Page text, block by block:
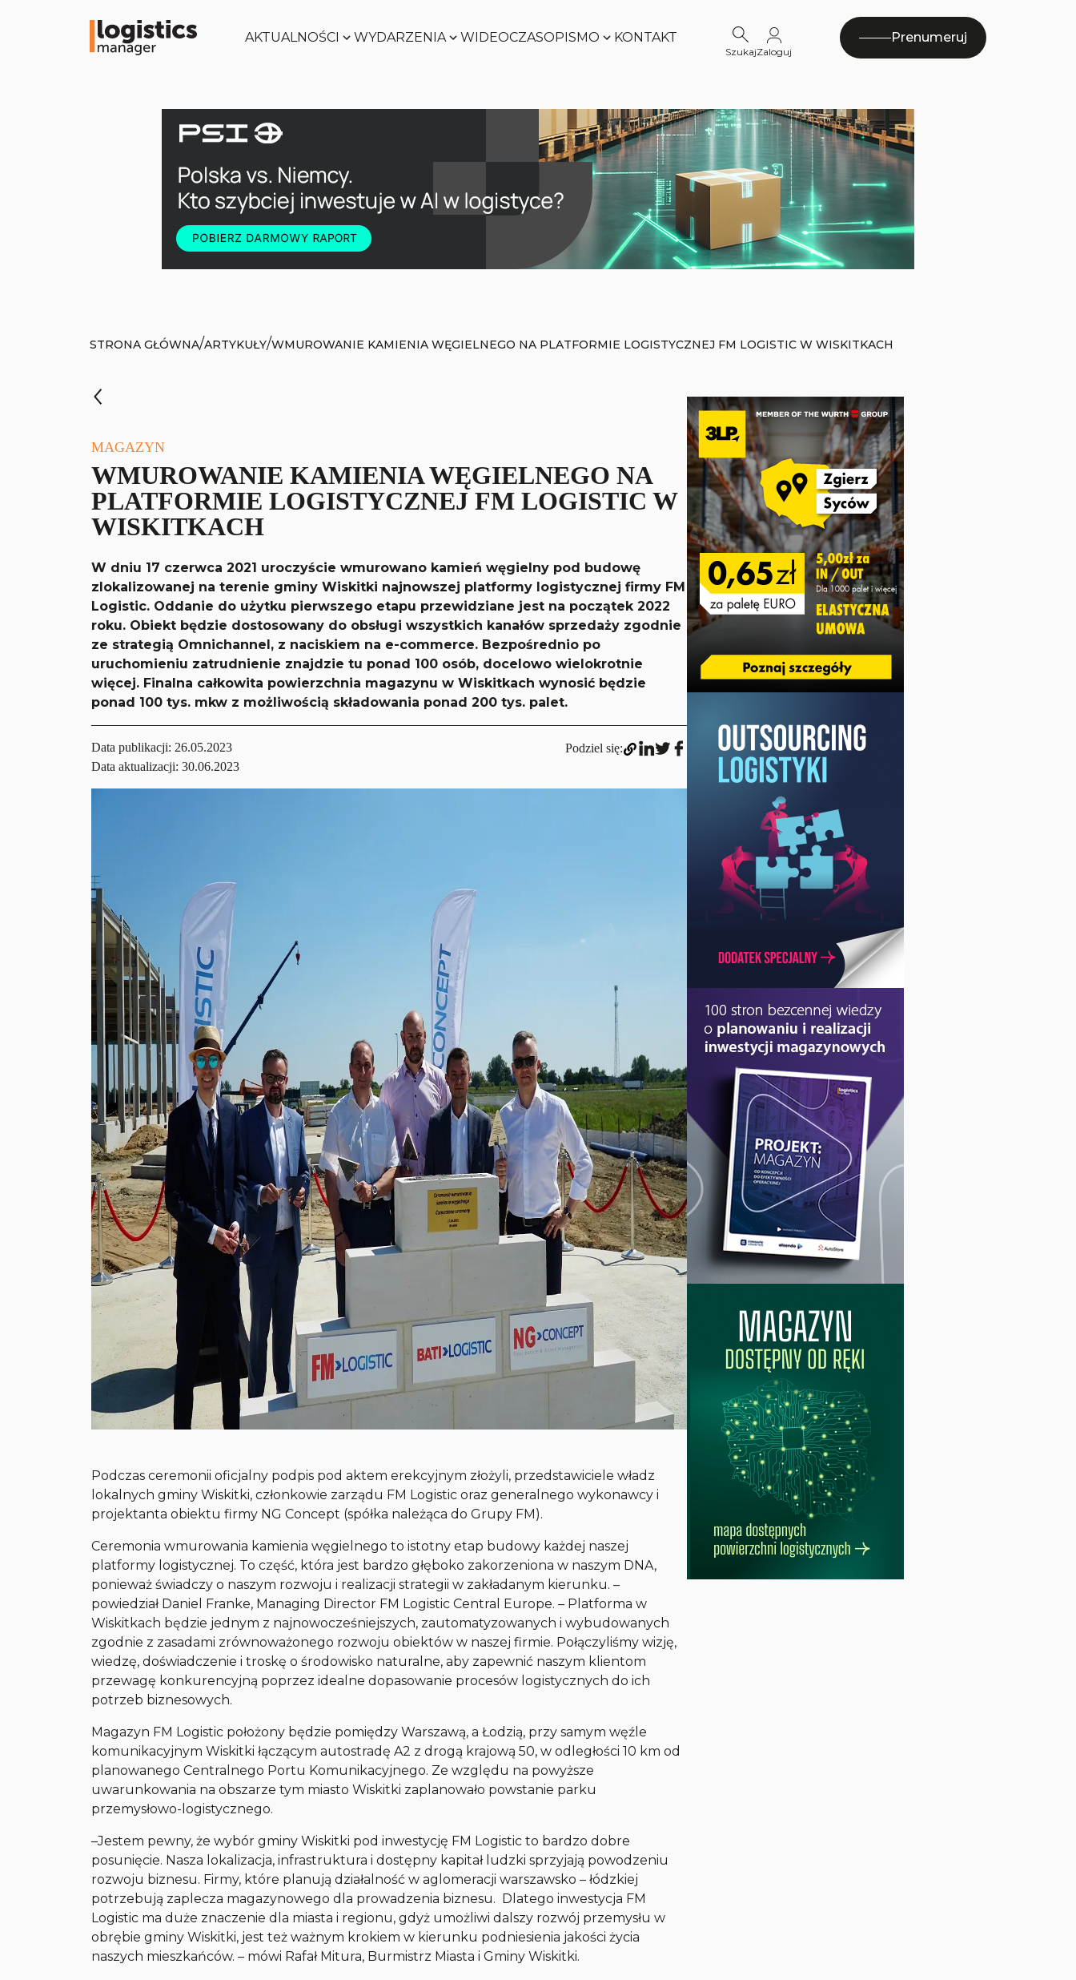
AKTUALNOŚCI WYDARZENIA
Zobacz
WIDEOCZASOPISMO
Zobacz
KONTAKT
SzukajZaloguj
Prenumeruj
Zobacz
STRONA GŁÓWNA/ARTYKUŁY/WMUROWANIE KAMIENIA WĘGIELNEGO NA PLATFORMIE LOGISTYCZNEJ FM LOGISTIC W WISKITKACH
MAGAZYN
WMUROWANIE KAMIENIA WĘGIELNEGO NA
PLATFORMIE LOGISTYCZNEJ FM LOGISTIC W
WISKITKACH
W dniu 17 czerwca 2021 uroczyście wmurowano kamień węgielny pod budowę
zlokalizowanej na terenie gminy Wiskitki najnowszej platformy logistycznej firmy FM
Logistic. Oddanie do użytku pierwszego etapu przewidziane jest na początek 2022
roku. Obiekt będzie dostosowany do obsługi wszystkich kanałów sprzedaży zgodnie
ze strategią Omnichannel, z naciskiem na e-commerce. Bezpośrednio po
uruchomieniu zatrudnienie znajdzie tu ponad 100 osób, docelowo wielokrotnie
więcej. Finalna całkowita powierzchnia magazynu w Wiskitkach wynosić będzie
ponad 100 tys. mkw z możliwością składowania ponad 200 tys. palet.
Data publikacji: 26.05.2023
Data aktualizacji: 30.06.2023
Podziel się:
Podczas ceremonii oficjalny podpis pod aktem erekcyjnym złożyli, przedstawiciele władz
lokalnych gminy Wiskitki, członkowie zarządu FM Logistic oraz generalnego wykonawcy i
projektanta obiektu firmy NG Concept (spółka należąca do Grupy FM).
Ceremonia wmurowania kamienia węgielnego to istotny etap budowy każdej naszej
platformy logistycznej. To część, która jest bardzo głęboko zakorzeniona w naszym DNA,
ponieważ świadczy o naszym rozwoju i realizacji strategii w zakładanym kierunku. –
powiedział Daniel Franke, Managing Director FM Logistic Central Europe. – Platforma w
Wiskitkach będzie jednym z najnowocześniejszych, zautomatyzowanych i wybudowanych
zgodnie z zasadami zrównoważonego rozwoju obiektów w naszej firmie. Połączyliśmy wizję,
wiedzę, doświadczenie i troskę o środowisko naturalne, aby zapewnić naszym klientom
przewagę konkurencyjną poprzez idealne dopasowanie procesów logistycznych do ich
potrzeb biznesowych.
Magazyn FM Logistic położony będzie pomiędzy Warszawą, a Łodzią, przy samym węźle
komunikacyjnym Wiskitki łączącym autostradę A2 z drogą krajową 50, w odległości 10 km od
planowanego Centralnego Portu Komunikacyjnego. Ze względu na powyższe
uwarunkowania na obszarze tym miasto Wiskitki zaplanowało powstanie parku
przemysłowo-logistycznego.
–Jestem pewny, że wybór gminy Wiskitki pod inwestycję FM Logistic to bardzo dobre
posunięcie. Nasza lokalizacja, infrastruktura i dostępny kapitał ludzki sprzyjają powodzeniu
rozwoju biznesu. Firmy, które planują działalność w aglomeracji warszawsko – łódzkiej
potrzebują zaplecza magazynowego dla prowadzenia biznesu. Dlatego inwestycja FM
Logistic ma duże znaczenie dla miasta i regionu, gdyż umożliwi dalszy rozwój przemysłu w
obrębie gminy Wiskitki, jest też ważnym krokiem w kierunku podniesienia jakości życia
naszych mieszkańców. – mówi Rafał Mitura, Burmistrz Miasta i Gminy Wiskitki.